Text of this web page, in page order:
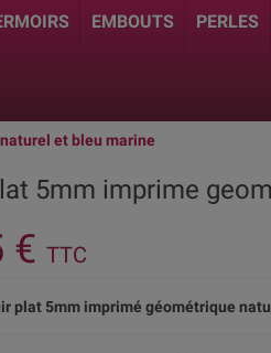
EMBOUTS PERLES
et bleu marine
5mm imprime
€ TTC
plat 5mm imprimé géométrique